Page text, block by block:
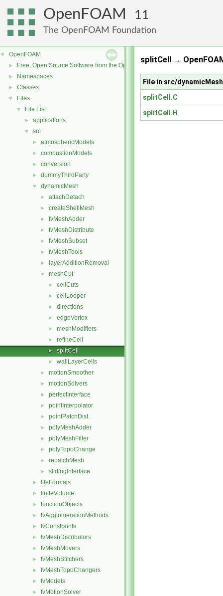
OpenFOAM 11
The OpenFOAM Foundation
▼ OpenFOAM
► Free, Open Source Software from the OpenFOAM Foundation
► Namespaces
► Classes
▼ Files
▼ File List
► applications
▼ src
► atmosphericModels
► combustionModels
► conversion
► dummyThirdParty
▼ dynamicMesh
► attachDetach
► createShellMesh
► fvMeshAdder
► fvMeshDistribute
► fvMeshSubset
► fvMeshTools
► layerAdditionRemoval
▼ meshCut
► cellCuts
► cellLooper
► directions
► edgeVertex
► meshModifiers
► refineCell
► splitCell
► wallLayerCells
► motionSmoother
► motionSolvers
► perfectInterface
► pointInterpolator
► pointPatchDist
► polyMeshAdder
► polyMeshFilter
► polyTopoChange
► repatchMesh
► slidingInterface
► fileFormats
► finiteVolume
► functionObjects
► fvAgglomerationMethods
► fvConstraints
► fvMeshDistributors
► fvMeshMovers
► fvMeshStitchers
► fvMeshTopoChangers
► fvModels
► fvMotionSolver
splitCell →
File in src/
splitCell.C
splitCell.H